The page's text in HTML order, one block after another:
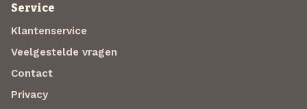
Service
Klantenservice
Veelgestelde vragen
Contact
Privacy